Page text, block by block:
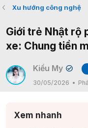
Xu hướng công nghệ
Giới trẻ Nhật rộ
xe: Chung tiền
Kiều My ✔
30/05/2026
Xem nhanh